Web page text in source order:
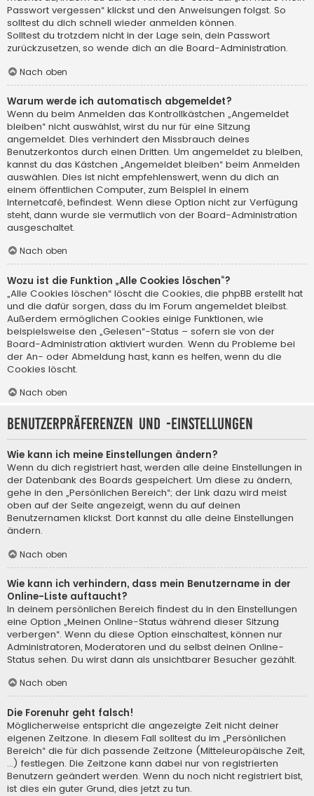
Passwort vergessen“ klickst und den Anweisungen folgst. So
solltest du dich schnell wieder anmelden können.
Solltest du trotzdem nicht in der Lage sein, dein Passwort
zurückzusetzen, so wende dich an die Board-Administration.
Nach oben
Warum werde ich automatisch abgemeldet?
Wenn du beim Anmelden das Kontrollkästchen „Angemeldet
bleiben“ nicht auswählst, wirst du nur für eine Sitzung
angemeldet. Dies verhindert den Missbrauch deines
Benutzerkontos durch einen Dritten. Um angemeldet zu bleiben,
kannst du das Kästchen „Angemeldet bleiben“ beim Anmelden
auswählen. Dies ist nicht empfehlenswert, wenn du dich an
einem öffentlichen Computer, zum Beispiel in einem
Internetcafé, befindest. Wenn diese Option nicht zur Verfügung
steht, dann wurde sie vermutlich von der Board-Administration
ausgeschaltet.
Nach oben
Wozu ist die Funktion „Alle Cookies löschen“?
„Alle Cookies löschen“ löscht die Cookies, die phpBB erstellt hat
und die dafür sorgen, dass du im Forum angemeldet bleibst.
Außerdem ermöglichen Cookies einige Funktionen, wie
beispielsweise den „Gelesen“-Status – sofern sie von der
Board-Administration aktiviert wurden. Wenn du Probleme bei
der An- oder Abmeldung hast, kann es helfen, wenn du die
Cookies löscht.
Nach oben
Benutzerpräferenzen und -einstellungen
Wie kann ich meine Einstellungen ändern?
Wenn du dich registriert hast, werden alle deine Einstellungen in
der Datenbank des Boards gespeichert. Um diese zu ändern,
gehe in den „Persönlichen Bereich“; der Link dazu wird meist
oben auf der Seite angezeigt, wenn du auf deinen
Benutzernamen klickst. Dort kannst du alle deine Einstellungen
ändern.
Nach oben
Wie kann ich verhindern, dass mein Benutzername in der
Online-Liste auftaucht?
In deinem persönlichen Bereich findest du in den Einstellungen
eine Option „Meinen Online-Status während dieser Sitzung
verbergen“. Wenn du diese Option einschaltest, können nur
Administratoren, Moderatoren und du selbst deinen Online-
Status sehen. Du wirst dann als unsichtbarer Besucher gezählt.
Nach oben
Die Forenuhr geht falsch!
Möglicherweise entspricht die angezeigte Zeit nicht deiner
eigenen Zeitzone. In diesem Fall solltest du im „Persönlichen
Bereich“ die für dich passende Zeitzone (Mitteleuropäische Zeit,
...) festlegen. Die Zeitzone kann dabei nur von registrierten
Benutzern geändert werden. Wenn du noch nicht registriert bist,
ist dies ein guter Grund, dies jetzt zu tun.